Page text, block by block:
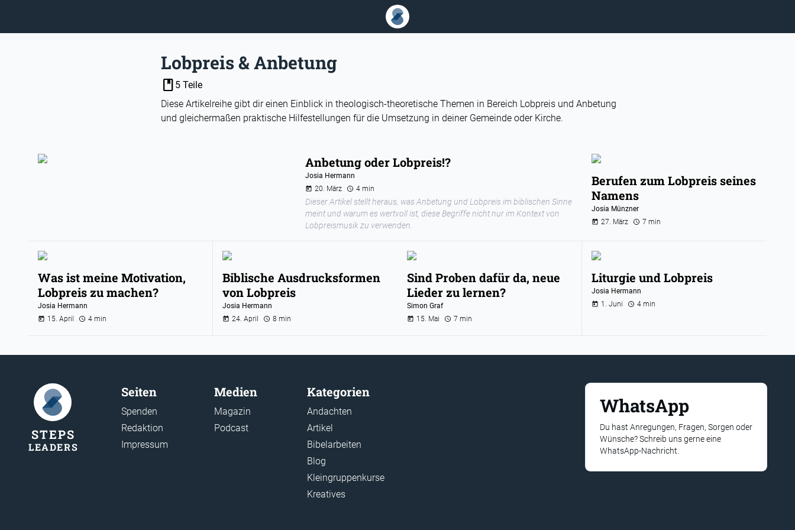
Lobpreis & Anbetung
book 5 Teile
Diese Artikelreihe gibt dir einen Einblick in theologisch-theoretische Themen in Bereich Lobpreis und Anbetung
und gleichermaßen praktische Hilfestellungen für die Umsetzung in deiner Gemeinde oder Kirche.
Anbetung oder Lobpreis!?
Josia Hermann
20. März
4 min
Dieser Artikel stellt heraus, was Anbetung und Lobpreis im biblischen Sinne
meint und warum es wertvoll ist, diese Begriffe nicht nur im Kontext von
Lobpreismusik zu verwenden.
Berufen zum Lobpreis seines
Namens
Josia Münzner
27. März
7 min
Was ist meine Motivation,
Lobpreis zu machen?
Josia Hermann
15. April
4 min
Biblische Ausdrucksformen
von Lobpreis
Josia Hermann
24. April
8 min
Sind Proben dafür da, neue
Lieder zu lernen?
Simon Graf
15. Mai
7 min
Liturgie und Lobpreis
Josia Hermann
1. Juni
4 min
STEPS
LEADERS
Seiten
Spenden
Redaktion
Impressum
Medien
Magazin
Podcast
Kategorien
Andachten
Artikel
Bibelarbeiten
Blog
Kleingruppenkurse
Kreatives
WhatsApp
Du hast Anregungen, Fragen, Sorgen oder
Wünsche? Schreib uns gerne eine
WhatsApp-Nachricht.